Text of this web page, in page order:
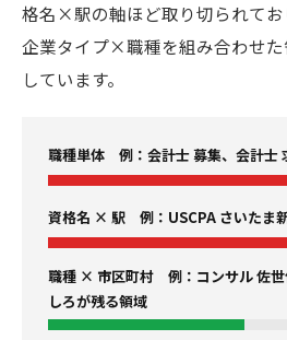
格名×駅の軸ほど取り切られて
企業タイプ×職種を組み合わせ
しています。
職種単体 例：会計士 募集、会計士
資格名 × 駅 例：USCPA さいたま
職種 × 市区町村 例：コンサル 佐
しろが残る領域